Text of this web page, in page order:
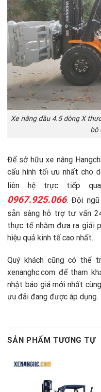
Xe nâng dầu 4.5 dòng X
bộ
Để sở hữu xe nâng
cấu hình tối ưu nhất cho
liên hệ trực tiếp
0967.925.066. Đội ngũ
sẵn sàng hỗ trợ tư vấn
thực tế nhằm đưa ra giải
hiệu quả kinh tế cao nhất.
Quý khách cũng có thể
xenanghc.com để tham
nhật báo giá mới nhất
ưu đãi đang được áp dụng.
SẢN PHẨM TƯƠNG TỰ